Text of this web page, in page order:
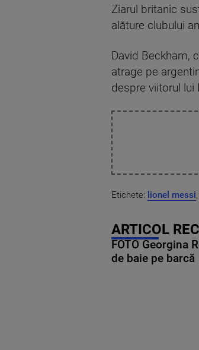
Ziarul britanic
alăture clubului
David Beckham,
atrage pe
despre viitorul lui
Etichete: lionel messi,
ARTICOL
FOTO Georgina
de baie pe barcă